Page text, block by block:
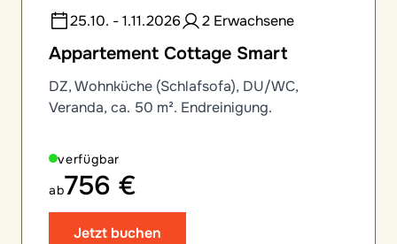
25.10. - 1.11.2026 2 Erwachsene
Appartement Cottage Smart
DZ, Wohnküche (Schlafsofa), DU/WC,
Veranda, ca. 50 m². Endreinigung.
verfügbar
ab756 €
Jetzt buchen